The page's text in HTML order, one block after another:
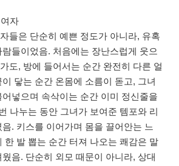
자
들은 단순히 예쁜 정도가 아니라, 유혹
들이었음. 처음에는 장난스럽게 웃으
도, 방에 들어서는 순간 완전히 다른 얼
닿는 순간 온몸에 소름이 돋고, 그녀
넣으며 속삭이는 순간 이미 정신줄을
나누는 동안 그녀가 보여준 템포와 리
. 키스를 이어가며 몸을 끌어안는 느
한 발 뽑는 순간 터져 나오는 쾌감은 말
음. 단순히 외모 때문이 아니라, 상대